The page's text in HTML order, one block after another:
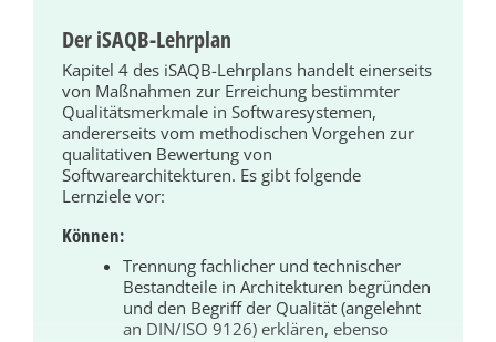
Der iSAQB-Lehrplan
Kapitel 4 des iSAQB-Lehrplans handelt einerseits
von Maßnahmen zur Erreichung bestimmter
Qualitätsmerkmale in Softwaresystemen,
andererseits vom methodischen Vorgehen zur
qualitativen Bewertung von
Softwarearchitekturen. Es gibt folgende
Lernziele vor:
Können:
Trennung fachlicher und technischer
Bestandteile in Architekturen begründen
und den Begriff der Qualität (angelehnt
an DIN/ISO 9126) erklären, ebenso